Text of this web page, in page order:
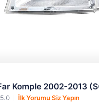
Komple 2002-2013
5.0 İlk Yorumu Siz Yapın